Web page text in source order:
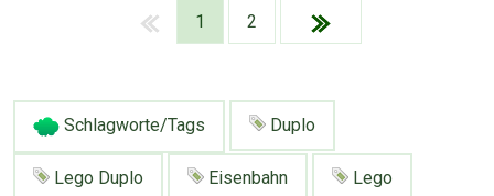
1 2
Schlagworte/Tags Duplo
Lego Duplo Eisenbahn Lego